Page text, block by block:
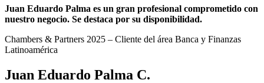
Juan Eduardo Palma es un gran profesional comprometido con
nuestro negocio. Se destaca por su disponibilidad.
Chambers & Partners 2025 – Cliente del área Banca y Finanzas
Latinoamérica
Juan Eduardo Palma C.